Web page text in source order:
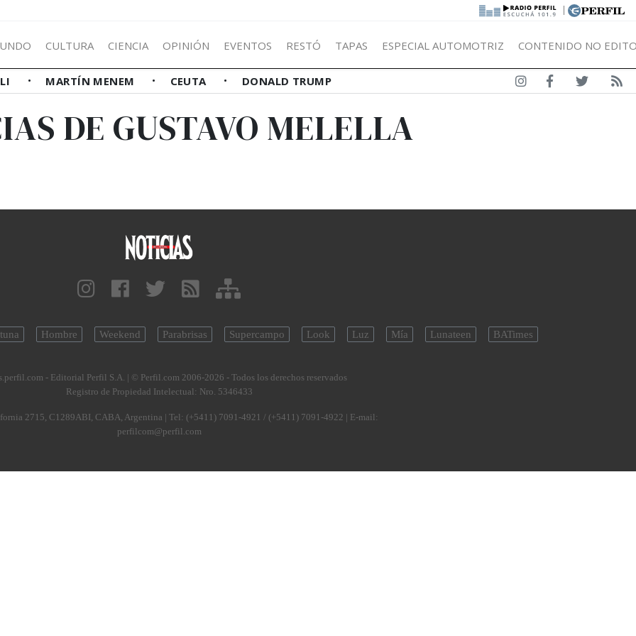
|
CULTURA CIENCIA OPINIÓN EVENTOS RESTÓ TAPAS ESPECIAL AUTOMOTRIZ CONTENIDO NO
MARTÍN MENEM CEUTA DONALD TRUMP
DE GUSTAVO MELELLA
Hombre Weekend Parabrisas Supercampo Look Luz Mía Lunateen BATimes
- Editorial Perfil S.A. | © Perfil.com 2006-2026 - Todos los derechos reservados
Registro de Propiedad Intelectual: Nro. 5346433
2715, C1289ABI, CABA, Argentina | Tel: (+5411) 7091-4921 / (+5411) 7091-4922 | E-mail:
perfilcom@perfil.com